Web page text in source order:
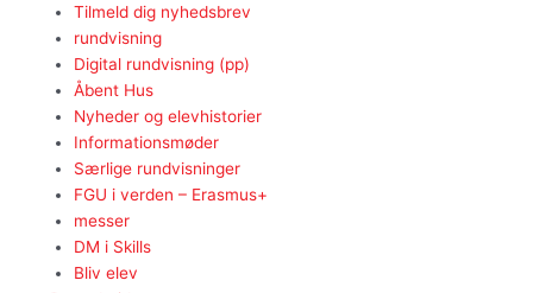
Tilmeld dig nyhedsbrev
rundvisning
Digital rundvisning (pp)
Åbent Hus
Nyheder og elevhistorier
Informationsmøder
Særlige rundvisninger
FGU i verden – Erasmus+
messer
DM i Skills
Bliv elev